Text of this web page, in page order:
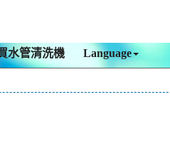
水管清洗機 Language